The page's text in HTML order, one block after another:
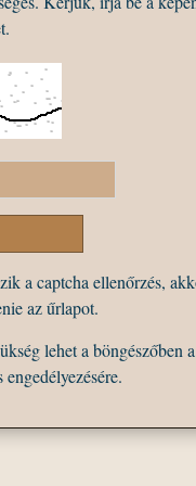
a captcha ellenőrzés,
az űrlapot.
lehet a böngészőben a